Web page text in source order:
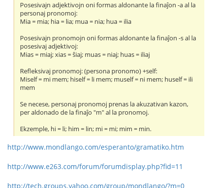
Posesivajn adjektivojn oni formas aldonante la finaĵon -a al la
personaj pronomoj:
Mia = mia; hia = lia; mua = nia; hua = ilia
Posesivajn pronomojn oni formas aldonante la finaĵon -s al la
posesivaj adjektivoj:
Mias = miaj; xias = ŝiaj; muas = niaj; huas = iliaj
Refleksivaj pronomoj: (persona pronomo) +self:
Miself = mi mem; hiself = li mem; muself = ni mem; huself = ili
mem
Se necese, personaj pronomoj prenas la akuzativan kazon,
per aldonado de la finaĵo "m" al la pronomoj.
Ekzemple, hi = li; him = lin; mi = mi; mim = min.
http://www.mondlango.com/esperanto/gramatiko.htm
http://www.e263.com/forum/forumdisplay.php?fid=11
http://tech.groups.yahoo.com/group/mondlango/?m=0